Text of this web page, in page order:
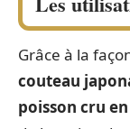
Grâce à la
couteau
poisson cru